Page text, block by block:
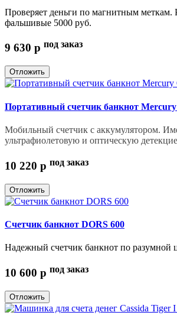
Проверяет деньги по магнитным меткам.
фальшивые 5000 руб.
9 630 p под заказ
Отложить
Портативный счетчик банкнот
Мобильный счетчик с аккумулятором.
ультрафиолетовую и оптическую
10 220 p под заказ
Отложить
Счетчик банкнот DORS 600
Надежный счетчик банкнот по разумной
10 600 p под заказ
Отложить